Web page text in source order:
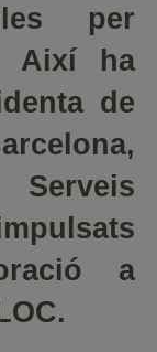
per
Així ha
de
Serveis
a